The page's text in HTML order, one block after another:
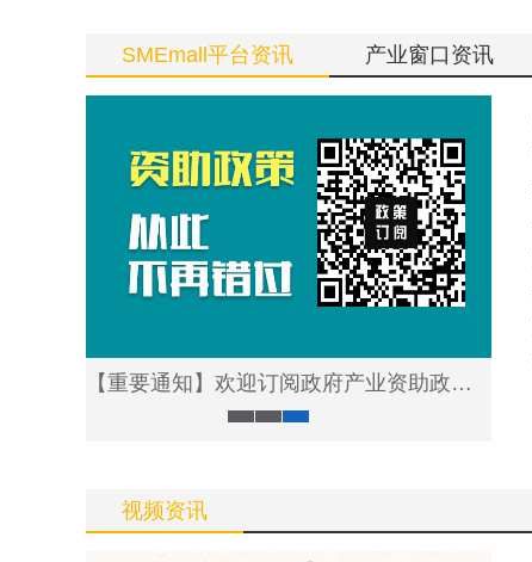
SMEmall平台资讯 产业窗口资讯
【重要通知】欢迎订阅政府产业资助政策信息
视频资讯